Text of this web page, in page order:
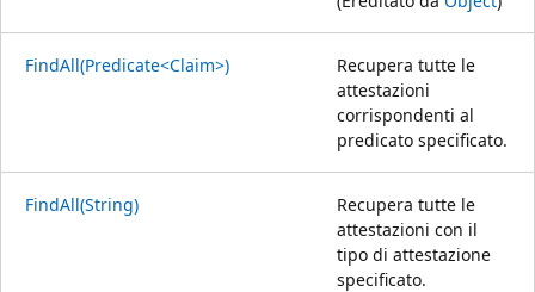
FindAll(Predicate<Claim>)
Recupera tutte le
attestazioni
corrispondenti al
predicato specificato.
FindAll(String)
Recupera tutte le
attestazioni con il
tipo di attestazione
specificato.